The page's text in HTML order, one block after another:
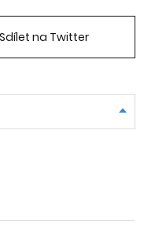
Sdílet na Twitter